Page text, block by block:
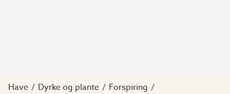
Have Dyrke og plante Forspiring